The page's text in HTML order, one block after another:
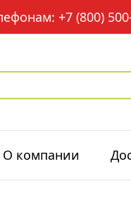
+7 (800)
О компании